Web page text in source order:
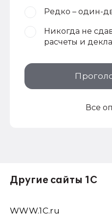
Редко – один-
Никогда не
расчеты и
Все
Другие сайты 1С
WWW.1С.ru